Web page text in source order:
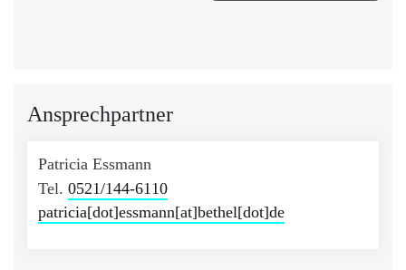
Ansprechpartner
Patricia Essmann
Tel. 0521/144-6110
patricia[dot]essmann[at]bethel[dot]de